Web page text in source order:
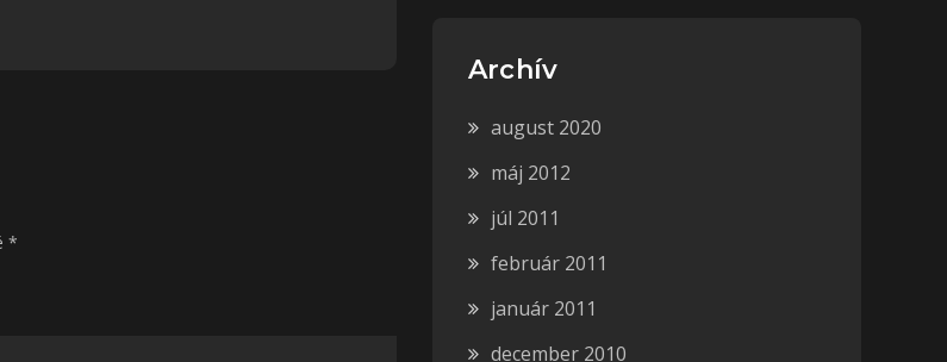
*
Archív
august 2020
máj 2012
júl 2011
február 2011
január 2011
december 2010